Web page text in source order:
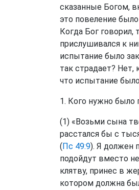
сказанные Богом,
это повеление
Когда Бог говорил,
прислушивался к
испытание было
так страдает? Нет,
что испытание
1. Кого нужно было
(1) «Возьми сына
расстался бы с
(Пс 49:9). Я должен
подойдут вместо
клятву, принес в
котором должна